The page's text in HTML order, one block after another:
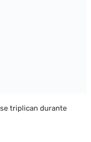
triplican durante